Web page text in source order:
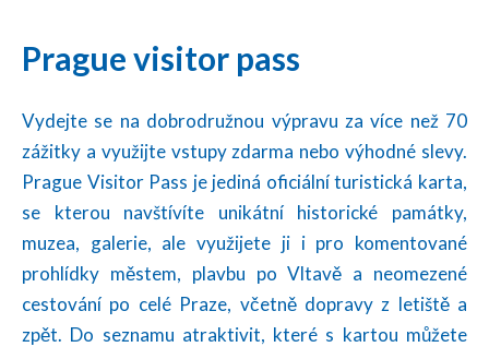
Prague visitor pass
Vydejte se na dobrodružnou výpravu za více než 70
zážitky a využijte vstupy zdarma nebo výhodné slevy.
Prague Visitor Pass je jediná oficiální turistická karta,
se kterou navštívíte unikátní historické památky,
muzea, galerie, ale využijete ji i pro komentované
prohlídky městem, plavbu po Vltavě a neomezené
cestování po celé Praze, včetně dopravy z letiště a
zpět. Do seznamu atraktivit, které s kartou můžete